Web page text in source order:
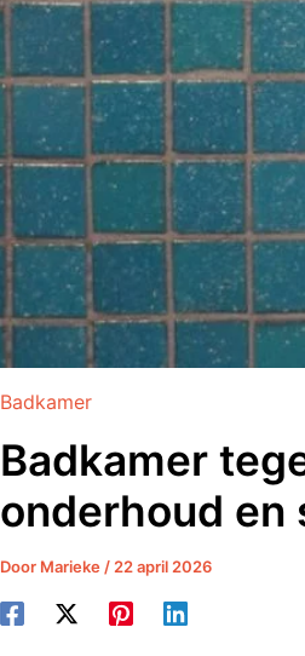
Badkamer
Badkamer
onderhoud en
Door Marieke/22 april 2026